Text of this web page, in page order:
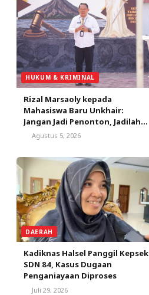
HUKUM & KRIMINAL
Rizal Marsaoly kepada
Mahasiswa Baru Unkhair:
Jangan Jadi Penonton, Jadilah
Penggerak Masa Depan
Agustus 5, 2026
DAERAH
Kadiknas Halsel Panggil Kepsek
SDN 84, Kasus Dugaan
Penganiayaan Diproses
Juli 29, 2026